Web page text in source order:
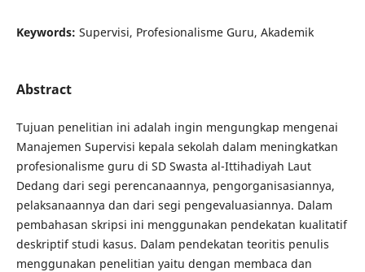
Keywords: Supervisi, Profesionalisme Guru, Akademik
Abstract
Tujuan penelitian ini adalah ingin mengungkap mengenai
Manajemen Supervisi kepala sekolah dalam meningkatkan
profesionalisme guru di SD Swasta al-Ittihadiyah Laut
Dedang dari segi perencanaannya, pengorganisasiannya,
pelaksanaannya dan dari segi pengevaluasiannya. Dalam
pembahasan skripsi ini menggunakan pendekatan kualitatif
deskriptif studi kasus. Dalam pendekatan teoritis penulis
menggunakan penelitian yaitu dengan membaca dan